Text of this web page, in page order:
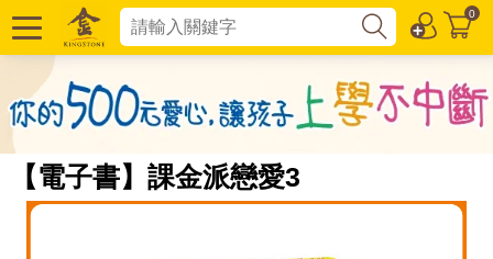
0
【電子書】課金派戀愛3